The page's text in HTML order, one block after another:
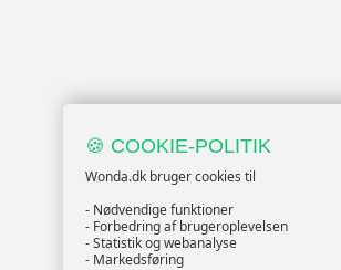
🍪 COOKIE-POLITIK
Wonda.dk bruger cookies til
- Nødvendige funktioner
- Forbedring af brugeroplevelsen
- Statistik og webanalyse
- Markedsføring